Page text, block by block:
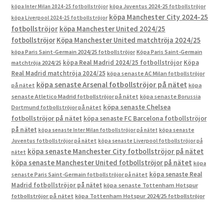
köpa Inter Milan 2024-25 fotbollströjor köpa Juventus 2024-25 fotbollströjor
köpa Liverpool 2024-25 fotbollströjor köpa Manchester City 2024-25
fotbollströjor köpa Manchester United 2024/25
fotbollströjor Köpa Manchester United matchtröja 2024/25
köpa Paris Saint-Germain 2024/25 fotbollströjor Köpa Paris Saint-Germain
matchtröja 2024/25 köpa Real Madrid 2024/25 fotbollströjor Köpa
Real Madrid matchtröja 2024/25 köpa senaste AC Milan fotbollströjor
på nätet köpa senaste Arsenal fotbollströjor på nätet köpa
senaste Atletico Madrid fotbollströjor på nätet köpa senaste Borussia
Dortmund fotbollströjor på nätet köpa senaste Chelsea
fotbollströjor på nätet köpa senaste FC Barcelona fotbollströjor
på nätet köpa senaste Inter Milan fotbollströjor på nätet köpa senaste
Juventus fotbollströjor på nätet köpa senaste Liverpool fotbollströjor på
nätet köpa senaste Manchester City fotbollströjor på nätet
köpa senaste Manchester United fotbollströjor på nätet köpa
senaste Paris Saint-Germain fotbollströjor på nätet köpa senaste Real
Madrid fotbollströjor på nätet köpa senaste Tottenham Hotspur
fotbollströjor på nätet köpa Tottenham Hotspur 2024/25 fotbollströjor